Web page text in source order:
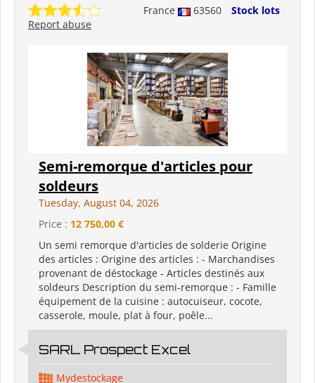
France 63560
Stock lots
Report abuse
Semi-remorque d'articles pour
soldeurs
Tuesday, August 04, 2026
Price : 12 750,00 €
Un semi remorque d'articles de solderie Origine
des articles : Origine des articles : - Marchandises
provenant de déstockage - Articles destinés aux
soldeurs Description du semi-remorque : - Famille
équipement de la cuisine : autocuiseur, cocote,
casserole, moule, plat à four, poêle...
SARL Prospect Excel
Mydestockage